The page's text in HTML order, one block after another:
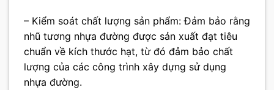
– Kiểm soát chất lượng sản phẩm: Đảm bảo rằng
nhũ tương nhựa đường được sản xuất đạt tiêu
chuẩn về kích thước hạt, từ đó đảm bảo chất
lượng của các công trình xây dựng sử dụng
nhựa đường.